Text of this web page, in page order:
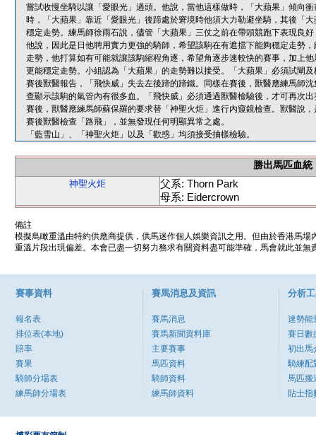
嘗試收慢坐騎以讓「愛眼光」過頭。他說，當他這樣做時，「大蘋果」傾向
時，「大蘋果」靠近「愛眼光」後蹄處於窘境時他須大力勒避坐騎，其後「
穩定走勢。練馬師徐雨石說，儘管「大蘋果」三仗之前在帶頭競跑下表現良
他說，因此是日他聘用實力更強的騎師，希望該駒在有遮擋下能夠穩定走勢
走勢，他打算如有可能就讓該駒縮程角逐，希望角逐步速較快的賽事，加上
更能穩定走勢。小組認為「大蘋果」的走勢難以接受。「大蘋果」必須試閘
賽後獸醫報告，「飛快威」失去左後蹄的蹄鐵。同樣在賽後，獸醫應練馬師
查顯示該駒的氣管內有很多血。「飛快威」必須通過獸醫檢驗後，才可再次出
賽後，獸醫應練馬師蘇保羅的要求替「神聖火炬」進行內窺鏡檢查。獸醫說
賽後獸醫檢查「路飛」，並無發現任何明顯異常之處。
「藍雪山」、「神聖火炬」以及「歡惑」均須接受抽樣檢驗。
勝出馬匹血統
神聖火炬
父系: Thorn Park
母系: Eidercrown
備註
模擬鳥瞰重溫由特約供應商提供，供馬迷作個人娛樂資訊之用。但由於香港馬
重溫片段出現偏差。本會已盡一切努力務求有關資料盡可能準確，馬會就此並
賽事資料
報名表
排位表(本地)
賠率
賽果
騎師分場表
練馬師分場表
賽馬消息及資訊
賽馬消息
賽馬新聞資料庫
主要賽事
馬匹資料
騎師資料
練馬師資料
分析
速勢能
賽日數
初出馬
騎練配
馬匹搬
貼士指